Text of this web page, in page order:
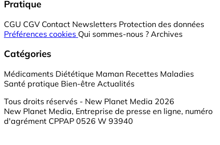
Pratique
CGU CGV Contact Newsletters Protection des données
Préférences cookies Qui sommes-nous ? Archives
Catégories
Médicaments Diététique Maman Recettes Maladies
Santé pratique Bien-être Actualités
Tous droits réservés - New Planet Media 2026
New Planet Media, Entreprise de presse en ligne, numéro
d'agrément CPPAP 0526 W 93940